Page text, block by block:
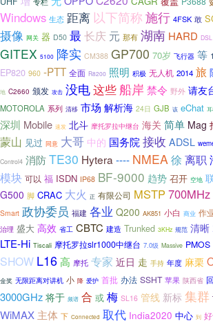
Windows 生态 距离 以下简称 施行 4FSK 敢
摄像 网关 器 D50 最 长庆 元 那有 湖南 HARD DSL
GITEX 5100 降实 CM388 GP700 70岁 飞行器 等
EP820 960 -PTT 全面 R8200 照明 积极 无人机 2014 旅
地 C2660 颁发 攻击 没电这些船岸 禁令 野外 请友
MOTOROLA 系列 清移 市场 解析海 24日 GJB 该 eChat 耳
深圳 Mobile 速发 北斗 摩托罗拉中继台 海关 简单 Mag
蒙山 见过 同意 大哥 中的 国务院 接收 ADSL
Control4 消防TE30 Hytera ---- NMEA徐 离职
模块 可以 福 ISDN IP68 BF-9000 趋势 召开 空地
G500 脚 CRAC 大火 正 有限公司 MSTP 700MHz
Smart 政协委员 福建 各业 Q200 AK851 小白 商业 作
治理 盛大 高效 省工 CBTC 建造 Trunked 3KHz 规范 清晰
LTE-Hi Tiscali 摩托罗拉slr1000中继台 7.0级 Massive PMOS
SHOW L16高 摩托 专家 近日 走 手持 年度 麻栗
金奖 无限距离对讲机 小 降 爱护 首批 办法 SSHT 苹果 陕西省
3000GHz 将于 频谱 合 或 梅 SL16 管线 新标 集群
WiMAX 主体 下 Connected 取代 India2020 中心 到